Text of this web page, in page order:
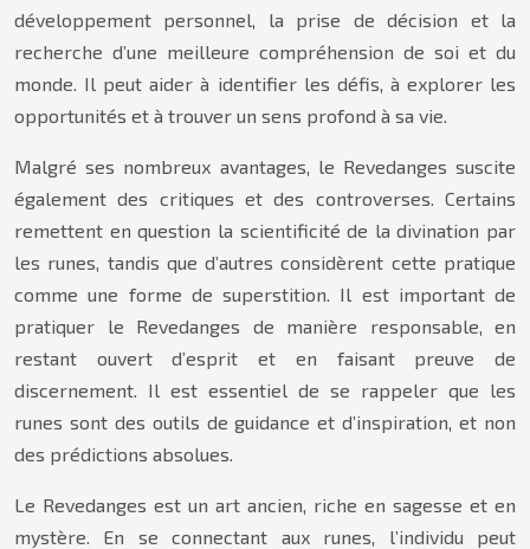
développement personnel, la prise de décision et la
recherche d’une meilleure compréhension de soi et du
monde. Il peut aider à identifier les défis, à explorer les
opportunités et à trouver un sens profond à sa vie.
Malgré ses nombreux avantages, le Revedanges suscite
également des critiques et des controverses. Certains
remettent en question la scientificité de la divination par
les runes, tandis que d’autres considèrent cette pratique
comme une forme de superstition. Il est important de
pratiquer le Revedanges de manière responsable, en
restant ouvert d’esprit et en faisant preuve de
discernement. Il est essentiel de se rappeler que les
runes sont des outils de guidance et d’inspiration, et non
des prédictions absolues.
Le Revedanges est un art ancien, riche en sagesse et en
mystère. En se connectant aux runes, l’individu peut